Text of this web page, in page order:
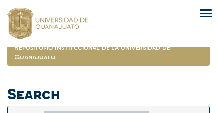
navigation
Repositorio Institucional de la Universidad de
Guanajuato
Search